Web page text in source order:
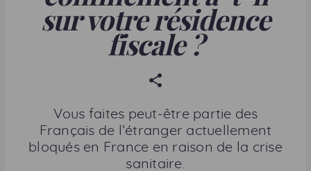
sur votre résidence
fiscale ?
r
t
a
g
Vous faites peut-être partie des
Français de l’étranger actuellement
bloqués en France en raison de la crise
sanitaire.